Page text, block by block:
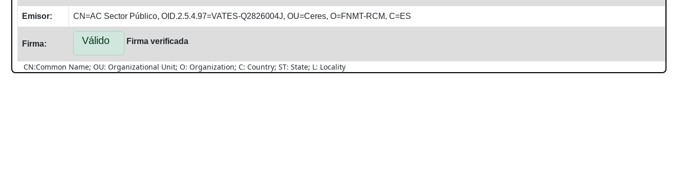
Emisor: CN=AC Sector Público, OID.2.5.4.97=VATES-Q2826004J, OU=Ceres, O=FNMT-RCM, C=ES
Firma: Válido Firma verificada
CN:Common Name; OU: Organizational Unit; O: Organization; C: Country; ST: State; L: Locality